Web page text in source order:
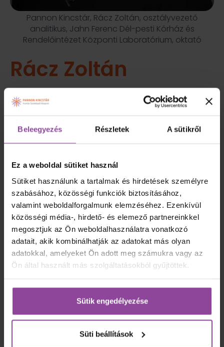
Beleegyezés Részletek A sütikről
Ez a weboldal sütiket használ
Sütiket használunk a tartalmak és hirdetések személyre
szabásához, közösségi funkciók biztosításához,
valamint weboldalforgalmunk elemzéséhez. Ezenkívül
közösségi média-, hirdető- és elemező partnereinkkel
megosztjuk az Ön weboldalhasználatra vonatkozó
adatait, akik kombinálhatják az adatokat más olyan
adatokkal, amelyeket Ön adott meg számukra vagy az
Ön által használt más szolgáltatásokból gyűjtöttek.
Sütik engedélyezése
Süti beállítások
Rácz Zoltán
Osztályvezető analitikus
Központi Laboratórium
soha nem fogják elfelejteni, hogy hogyan
érezték magukat szavaidtól.”
(Carl Wiliam Buehner)
Szakterületeim: klinikai kémia, immunkémia,
mikrobiológia, haemosztazeológia, hematológia,
vizeletdiagnosztika, valamint teljes gyakorlati
oktatás.
A Jahn Ferenc Dél-pesti Kórház és Rendelőintézet
Központi Laboratórium osztályvezető
analitikusaként dolgozom. Igyekszem a tudásomat
mesterképzését folytatom.
A Pannon Kincstár Humán Szakképző Központban
2020 óta dolgozom.
Pannon Kincstár, Rácz Zoltán, osztályvezető
analitikus, Jahn Ferenc Dél-pesti Kórház és
Rendelőintézet Központi Laboratórium, oktató